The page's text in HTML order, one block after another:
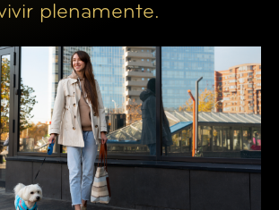
plenamente.